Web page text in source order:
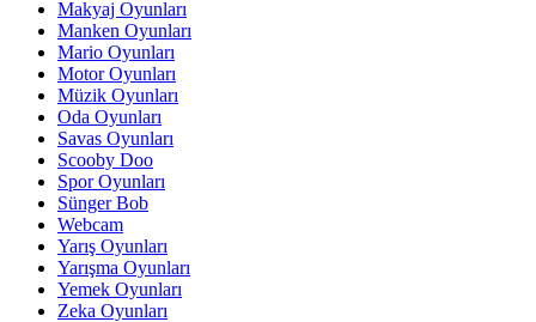
Makyaj Oyunları
Manken Oyunları
Mario Oyunları
Motor Oyunları
Müzik Oyunları
Oda Oyunları
Savas Oyunları
Scooby Doo
Spor Oyunları
Sünger Bob
Webcam
Yarış Oyunları
Yarışma Oyunları
Yemek Oyunları
Zeka Oyunları